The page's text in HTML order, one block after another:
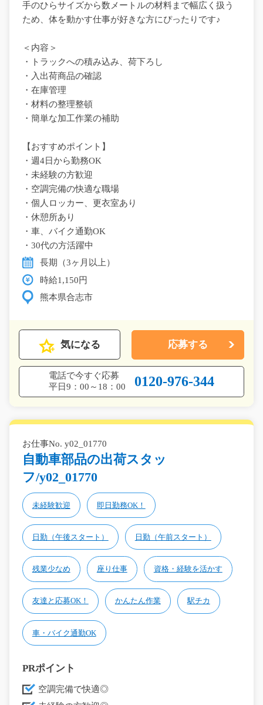
手のひらサイズから数メートルの材料まで幅広く扱う
ため、体を動かす仕事が好きな方にぴったりです♪
＜内容＞
・トラックへの積み込み、荷下ろし
・入出荷商品の確認
・在庫管理
・材料の整理整頓
・簡単な加工作業の補助
【おすすめポイント】
・週4日から勤務OK
・未経験の方歓迎
・空調完備の快適な職場
・個人ロッカー、更衣室あり
・休憩所あり
・車、バイク通勤OK
・30代の方活躍中
長期（3ヶ月以上）
時給1,150円
熊本県合志市
気になる 応募する
電話で今すぐ応募
平日9：00～18：00
0120-976-344
お仕事No. y02_01770
自動車部品の出荷スタッ
フ/y02_01770
未経験歓迎 即日勤務OK！
日勤（午後スタート） 日勤（午前スタート）
残業少なめ 座り仕事 資格・経験を活かす
友達と応募OK！ かんたん作業 駅チカ
車・バイク通勤OK
PRポイント
空調完備で快適◎